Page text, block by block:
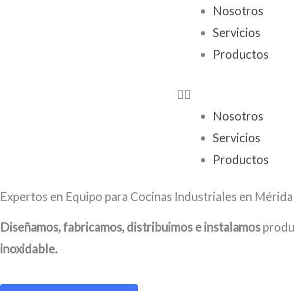
Nosotros
Servicios
Productos
Nosotros
Servicios
Productos
Expertos en Equipo para Cocinas Industriales en Mérida
Diseñamos, fabricamos, distribuimos e instalamos
inoxidable.